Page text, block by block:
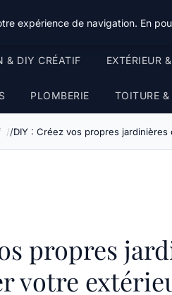
& DIY CRÉATIF EXTÉRIEUR
PLOMBERIE TOITURE
DIY : Créez vos propres
propres
votre
expérience de navigation. En